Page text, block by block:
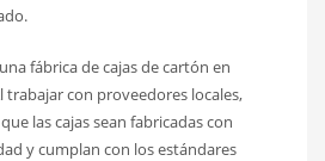
fábrica de cajas de cartón en
trabajar con proveedores locales,
las cajas sean fabricadas con
y cumplan con los estándares